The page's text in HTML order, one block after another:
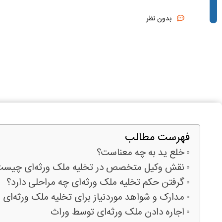
بدون نظر
فهرست مطالب
خلع ید به چه معناست؟
نقش وکیل متخصص در تخلیه ملک ورثه‌ای
گرفتن حکم تخلیه ملک ورثه‌ای چه مراحلی دارد؟
مدارک و شواهد موردنیاز برای تخلیه ملک ورثه‌ای
اجاره دادن ملک ورثه‌ای توسط وراث